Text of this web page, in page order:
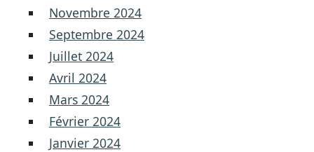
Novembre 2024
Septembre 2024
Juillet 2024
Avril 2024
Mars 2024
Février 2024
Janvier 2024